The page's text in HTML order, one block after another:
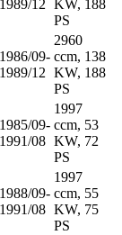
1989/12 KW, 188
PS
1986/09-
1989/12
2960
ccm, 138
KW, 188
PS
1985/09-
1991/08
1997
ccm, 53
KW, 72
PS
1988/09-
1991/08
1997
ccm, 55
KW, 75
PS